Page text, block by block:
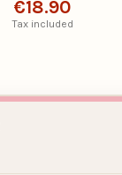
€18.90
Tax included